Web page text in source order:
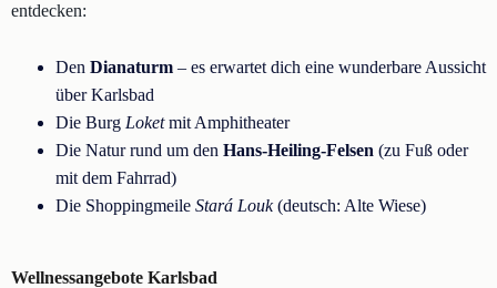
entdecken:
Den Dianaturm – es erwartet dich eine wunderbare Aussicht
über Karlsbad
Die Burg Loketmit Amphitheater
Die Natur rund um den Hans-Heiling-Felsen (zu Fuß oder
mit dem Fahrrad)
Die Shoppingmeile Stará Louk(deutsch: Alte Wiese)
Wellnessangebote Karlsbad